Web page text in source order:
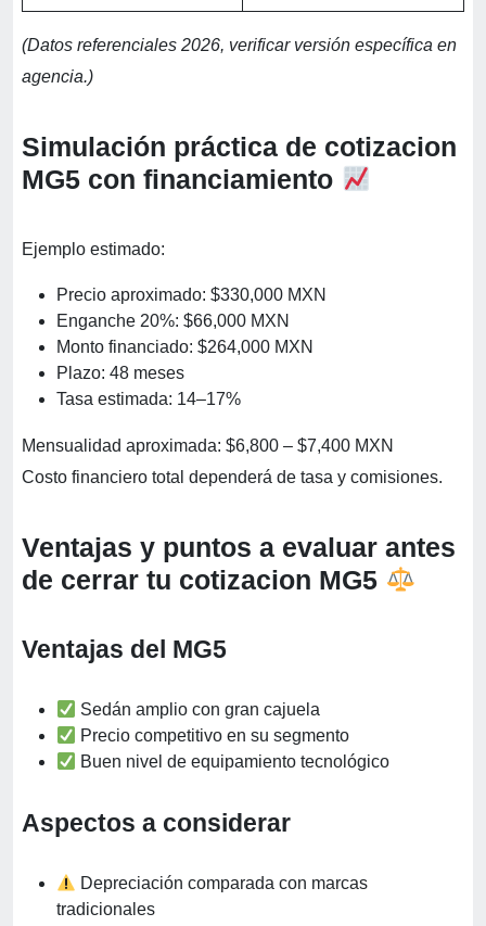
(Datos referenciales 2026, verificar versión específica en
agencia.)
Simulación práctica de cotizacion
MG5 con financiamiento
Ejemplo estimado:
Precio aproximado: $330,000 MXN
Enganche 20%: $66,000 MXN
Monto financiado: $264,000 MXN
Plazo: 48 meses
Tasa estimada: 14–17%
Mensualidad aproximada: $6,800 – $7,400 MXN
Costo financiero total dependerá de tasa y comisiones.
Ventajas y puntos a evaluar antes
de cerrar tu cotizacion MG5
Ventajas del MG5
Sedán amplio con gran cajuela
Precio competitivo en su segmento
Buen nivel de equipamiento tecnológico
Aspectos a considerar
Depreciación comparada con marcas
tradicionales